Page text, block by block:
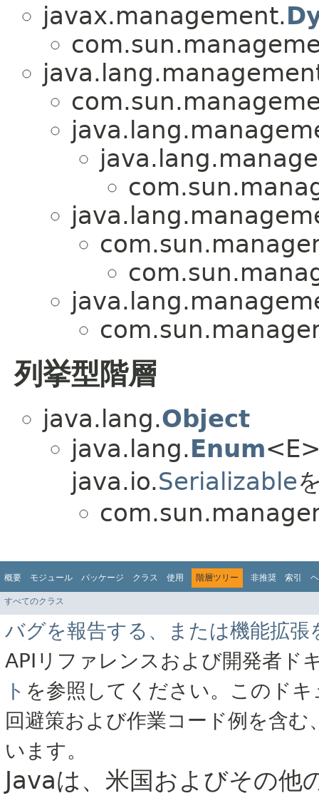
javax.management.
列挙型階層
java.lang.Object
java.lang.Enum
java.io.Serializable
概要 モジュール パッケージ クラス 使用 階層ツリー 非推奨 索引
すべてのクラス
バグを報告する、または機能拡張
APIリファレンスおよび開発者ド
ト を参照してください。このド
回避策および作業コード例を含
います。
Javaは、米国およびその